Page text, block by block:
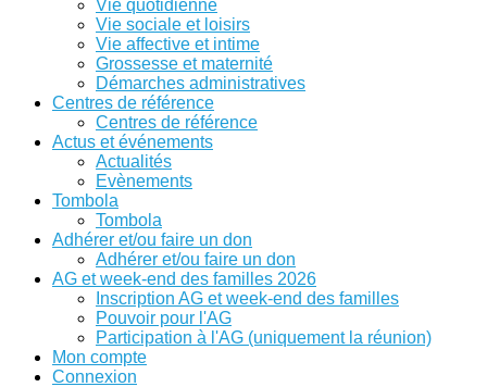
Vie quotidienne
Vie sociale et loisirs
Vie affective et intime
Grossesse et maternité
Démarches administratives
Centres de référence
Centres de référence
Actus et événements
Actualités
Evènements
Tombola
Tombola
Adhérer et/ou faire un don
Adhérer et/ou faire un don
AG et week-end des familles 2026
Inscription AG et week-end des familles
Pouvoir pour l'AG
Participation à l'AG (uniquement la réunion)
Mon compte
Connexion